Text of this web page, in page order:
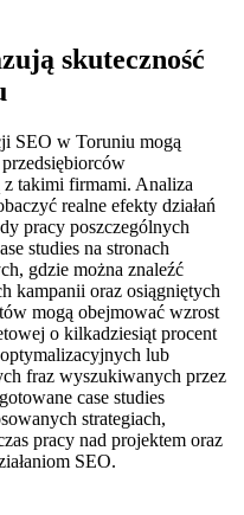
skuteczność
SEO w Toruniu mogą
z takimi firmami. Analiza
realne efekty działań
pracy poszczególnych
studies na stronach
gdzie można znaleźć
kampanii oraz osiągniętych
mogą obejmować wzrost
o kilkadziesiąt procent
lub
fraz wyszukiwanych przez
case studies
strategiach,
pracy nad projektem oraz
SEO.